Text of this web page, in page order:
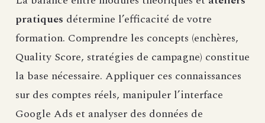
pratiques détermine l’efficacité de votre
formation. Comprendre les concepts (enchères,
Quality Score, stratégies de campagne) constitue
la base nécessaire. Appliquer ces connaissances
sur des comptes réels, manipuler l’interface
Google Ads et analyser des données de